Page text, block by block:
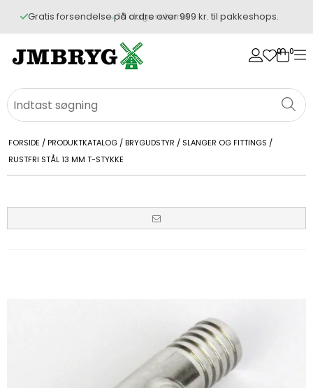
Gratis forsendelse på ordre over 999 kr. til pakkeshops.
14 dags returret
0 0
FORSIDE / PRODUKTKATALOG /BRYGUDSTYR / SLANGER OG FITTINGS /
RUSTFRI STÅL 13 MM T-STYKKE